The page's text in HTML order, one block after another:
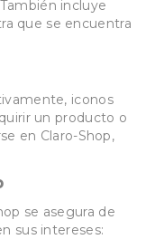
incluye
que se encuentra
iconos
un producto o
en Claro-Shop,
se asegura de
sus intereses: